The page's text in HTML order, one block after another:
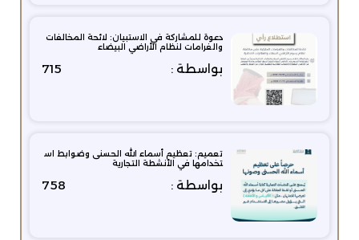
دعوة للمشاركة في الاستبيان: لائحة المخالفات
والغرامات لنظام الأراضي البيضاء
بواسطة : 715
تعميم: تعظيم أسماء الله الحسنى وضوابط اس
تخدامها في الأنشطة التجارية
بواسطة : 758